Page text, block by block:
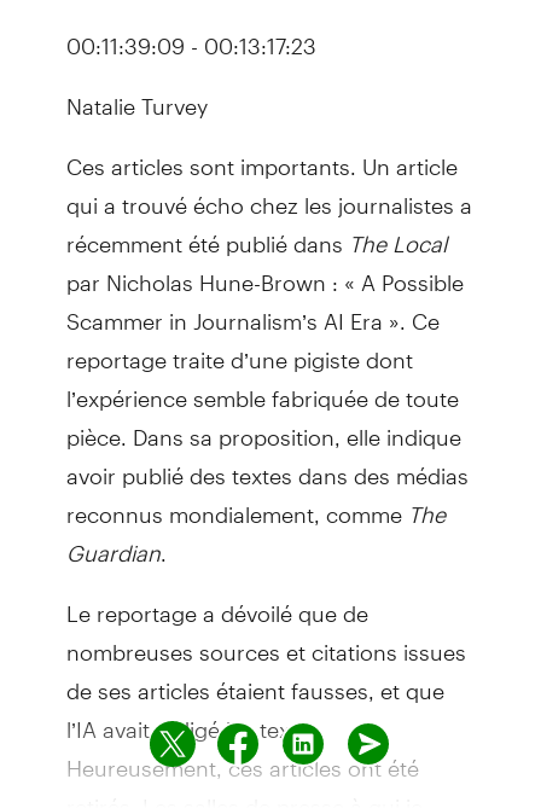
00:11:39:09 - 00:13:17:23
Natalie Turvey
Ces articles sont importants. Un article
qui a trouvé écho chez les journalistes a
récemment été publié dans The Local
par Nicholas Hune-Brown : « A Possible
Scammer in Journalism’s AI Era ». Ce
reportage traite d’une pigiste dont
l’expérience semble fabriquée de toute
pièce. Dans sa proposition, elle indique
avoir publié des textes dans des médias
reconnus mondialement, comme The
Guardian.
Le reportage a dévoilé que de
nombreuses sources et citations issues
de ses articles étaient fausses, et que
l’IA avait rédigé les textes.
Heureusement, ces articles ont été